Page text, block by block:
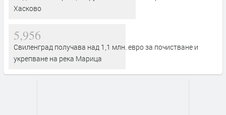
Хасково
5,956
Свиленград получава над 1,1 млн. евро за почистване и
укрепване на река Марица